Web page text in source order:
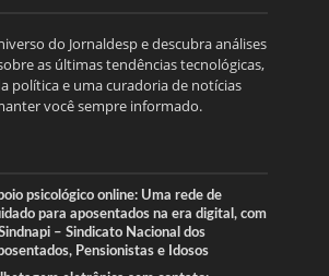
do Jornaldesp e descubra análises
as últimas tendências tecnológicas,
política e uma curadoria de notícias
você sempre informado.
psicológico online: Uma rede de
para aposentados na era digital, com
– Sindicato Nacional dos
Pensionistas e Idosos